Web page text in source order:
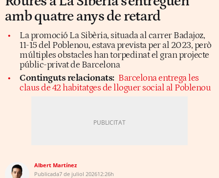
amb quatre anys de retard
La promoció La Sibèria, situada al carrer Badajoz,
11-15 del Poblenou, estava prevista per al 2023, però
múltiples obstacles han torpedinat el gran projecte
públic-privat de Barcelona
Continguts relacionats: Barcelona entrega les
claus de 42 habitatges de lloguer social al Poblenou
Albert Martínez
Publicada7 de juliol 202612:26h